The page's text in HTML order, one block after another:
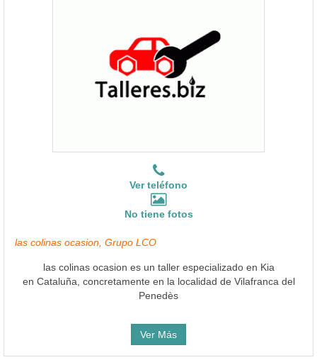
Ver teléfono
No tiene fotos
las colinas ocasion, Grupo LCO
las colinas ocasion es un taller especializado en Kia
en Cataluña, concretamente en la localidad de Vilafranca del
Penedès
Ver Más